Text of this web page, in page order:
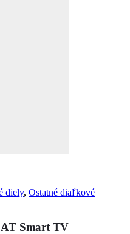
diely, Ostatné diaľkové
Smart TV